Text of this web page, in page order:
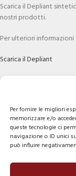
Per fornire le migliori
memorizzare e/o
queste tecnologie ci
navigazione o ID unici
può influire
Scarica il Depliant
nostri prodotti.
Per ulteriori
Scarica il Depliant
Newsletter